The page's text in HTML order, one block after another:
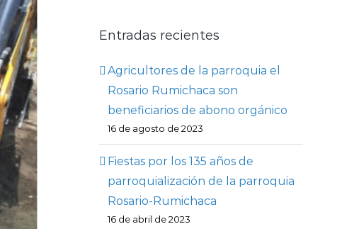
Entradas recientes
Agricultores de la parroquia el
Rosario Rumichaca son
beneficiarios de abono orgánico
16 de agosto de 2023
Fiestas por los 135 años de
parroquialización de la parroquia
Rosario-Rumichaca
16 de abril de 2023